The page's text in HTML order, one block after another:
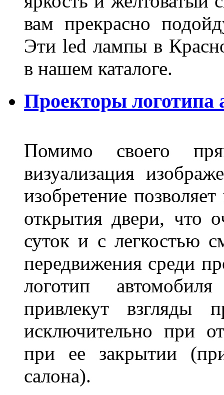
вам прекрасно
Эти led лампы в
в нашем каталоге.
Проекторы логотипа
Помимо своего
визуализация
изобретение
открытия двери, что
суток и с легкостью
передвижения среди
логотип
привлекут взгляды
исключительно при
при ее закрытии
салона).